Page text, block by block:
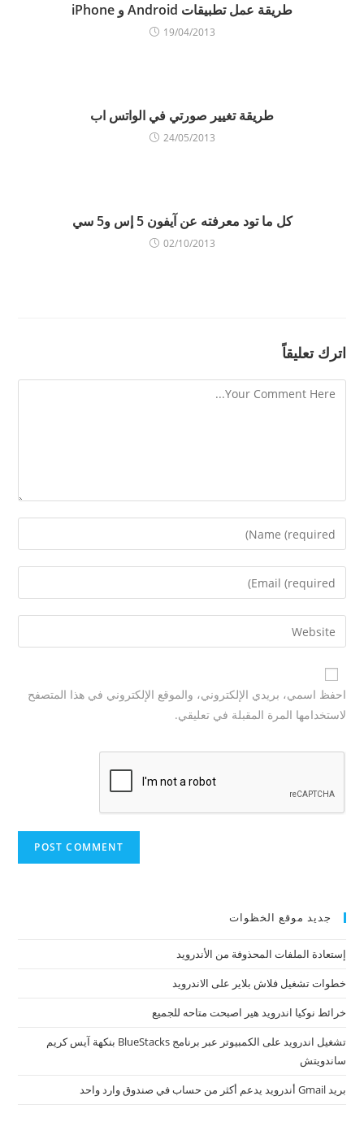
طريقة عمل تطبيقات Android و iPhone
19/04/2013
طريقة تغيير صورتي في الواتس اب
24/05/2013
كل ما تود معرفته عن آيفون 5 إس و5 سي
02/10/2013
اترك تعليقاً
احفظ اسمي، بريدي الإلكتروني، والموقع الإلكتروني في هذا المتصفح
لاستخدامها المرة المقبلة في تعليقي.
جديد موقع الخظوات
إستعادة الملفات المحذوفة من الأندرويد
خطوات تشغيل فلاش بلاير على الاندرويد
خرائط نوكيا اندرويد هير اصبحت متاحه للجميع
تشغيل اندرويد على الكمبيوتر عبر برنامج BlueStacks بنكهة آيس كريم
ساندويتش
بريد Gmail أندرويد يدعم أكثر من حساب في صندوق وارد واحد